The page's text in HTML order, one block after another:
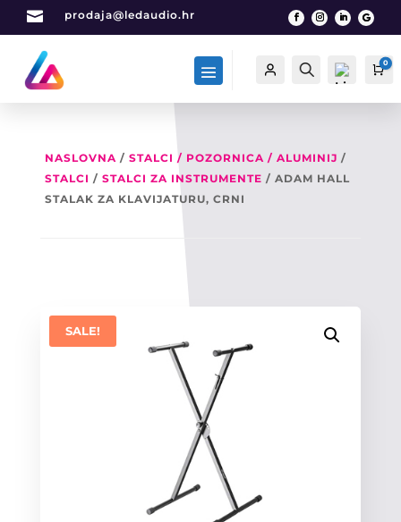
 prodaja@ledaudio.hr
Račun Traži
List
0
NASLOVNA/ STALCI / POZORNICA / ALUMINIJ /
STALCI / STALCI ZA INSTRUMENTE / ADAM HALL
STALAK ZA KLAVIJATURU, CRNI
SALE!